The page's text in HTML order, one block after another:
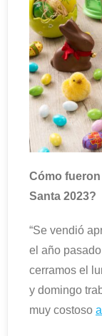
Cómo
Santa 2023?
“Se vendió
el año
cerramos el
y domingo
muy costoso